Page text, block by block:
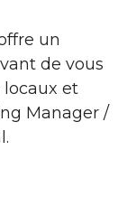
un
de vous
locaux et
Manager /